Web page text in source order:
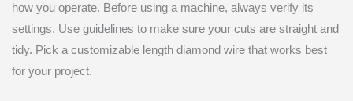
how you operate. Before using a machine, always verify its
settings. Use guidelines to make sure your cuts are straight and
tidy. Pick a customizable length diamond wire that works best
for your project.